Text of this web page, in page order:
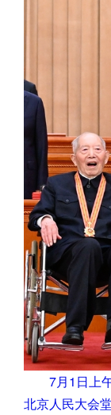
7月1日上
北京人民大会